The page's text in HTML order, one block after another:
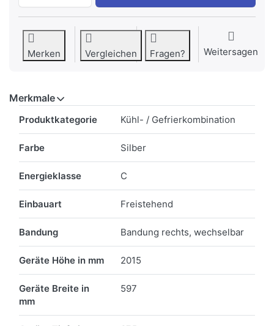
Merken Vergleichen Fragen? Weitersagen
Merkmale
Produktkategorie Kühl- / Gefrierkombination
Farbe Silber
Energieklasse C
Einbauart Freistehend
Bandung Bandung rechts, wechselbar
Geräte Höhe in mm 2015
Geräte Breite in
mm
597